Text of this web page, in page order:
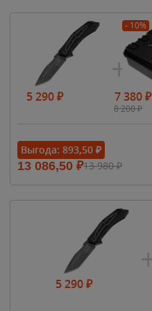
5 290₽
- 10%
7 380₽
8 200₽
Выгода: 893,50 ₽
13 086,50 ₽13 980₽
5 290₽